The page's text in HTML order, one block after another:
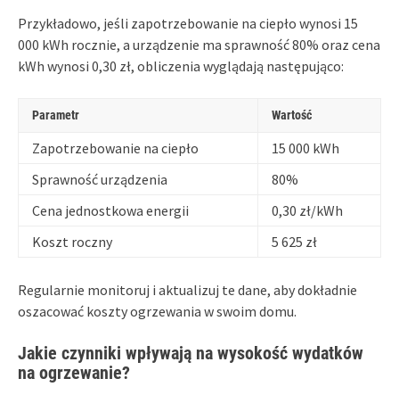
Przykładowo, jeśli zapotrzebowanie na ciepło wynosi 15
000 kWh rocznie, a urządzenie ma sprawność 80% oraz cena
kWh wynosi 0,30 zł, obliczenia wyglądają następująco:
Parametr Wartość
Zapotrzebowanie na ciepło
15 000 kWh
Sprawność urządzenia
80%
Cena jednostkowa energii
0,30 zł/kWh
Koszt roczny
5 625 zł
Regularnie monitoruj i aktualizuj te dane, aby dokładnie
oszacować koszty ogrzewania w swoim domu.
Jakie czynniki wpływają na wysokość wydatków
na ogrzewanie?